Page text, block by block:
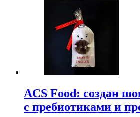
ACS Food: создан
с пребиотиками и